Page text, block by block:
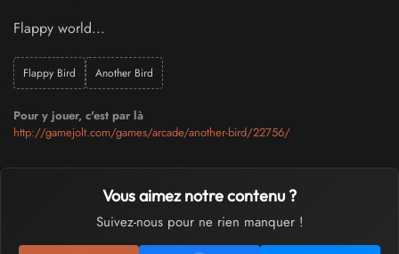
Flappy world...
Flappy Bird Another Bird
Pour y jouer, c'est par là
http://gamejolt.com/games/arcade/another-bird/22756/
Vous aimez notre contenu ?
Suivez-nous pour ne rien manquer !